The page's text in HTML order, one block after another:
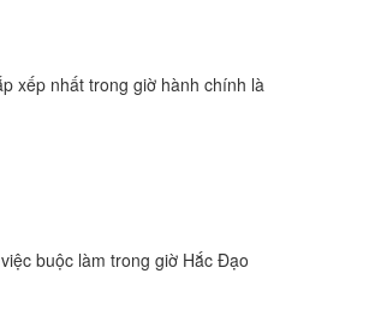
xếp nhất trong giờ hành chính là
buộc làm trong giờ Hắc Đạo